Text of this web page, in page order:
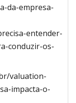
da-empresa-
entender-
conduzir-os-
valuation-
impacta-o-